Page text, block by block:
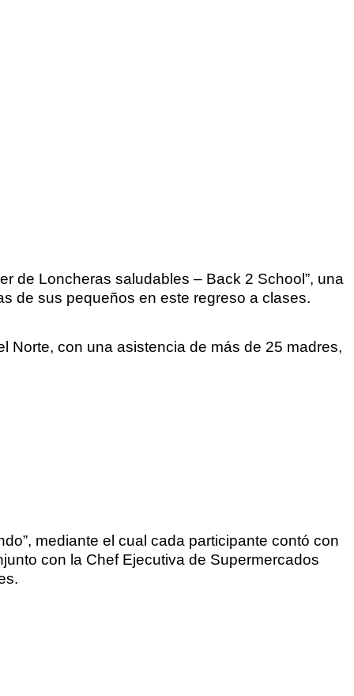
de Loncheras saludables – Back 2 School”, una
de sus pequeños en este regreso a clases.
Norte, con una asistencia de más de 25 madres,
mediante el cual cada participante contó con
con la Chef Ejecutiva de Supermercados